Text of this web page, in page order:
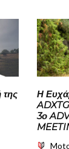
της
Η
3ο